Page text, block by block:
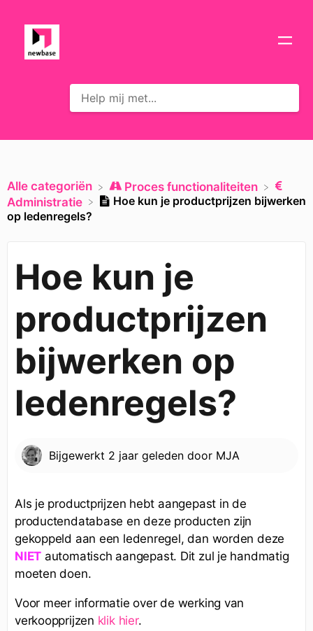
Alle categoriën
​Proces functionaliteiten
​Administratie
Hoe kun je productprijzen bijwerken
op ledenregels?
Hoe kun je
productprijzen
bijwerken op
ledenregels?
Bijgewerkt 2 jaar geleden door MJA
Als je productprijzen hebt aangepast in de
productendatabase en deze producten zijn
gekoppeld aan een ledenregel, dan worden deze
NIET automatisch aangepast. Dit zul je handmatig
moeten doen.
Voor meer informatie over de werking van
verkoopprijzen klik hier.